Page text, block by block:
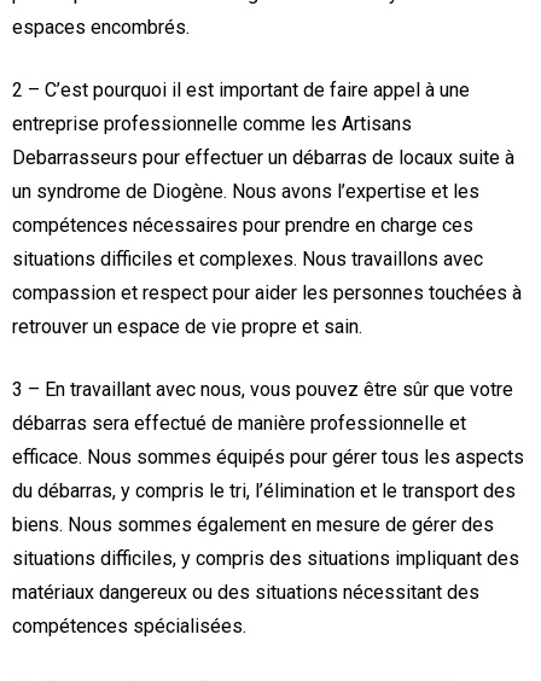
espaces encombrés.
2 – C’est pourquoi il est important de faire appel à une
entreprise professionnelle comme les Artisans
Debarrasseurs pour effectuer un débarras de locaux suite à
un syndrome de Diogène. Nous avons l’expertise et les
compétences nécessaires pour prendre en charge ces
situations difficiles et complexes. Nous travaillons avec
compassion et respect pour aider les personnes touchées à
retrouver un espace de vie propre et sain.
3 – En travaillant avec nous, vous pouvez être sûr que votre
débarras sera effectué de manière professionnelle et
efficace. Nous sommes équipés pour gérer tous les aspects
du débarras, y compris le tri, l’élimination et le transport des
biens. Nous sommes également en mesure de gérer des
situations difficiles, y compris des situations impliquant des
matériaux dangereux ou des situations nécessitant des
compétences spécialisées.